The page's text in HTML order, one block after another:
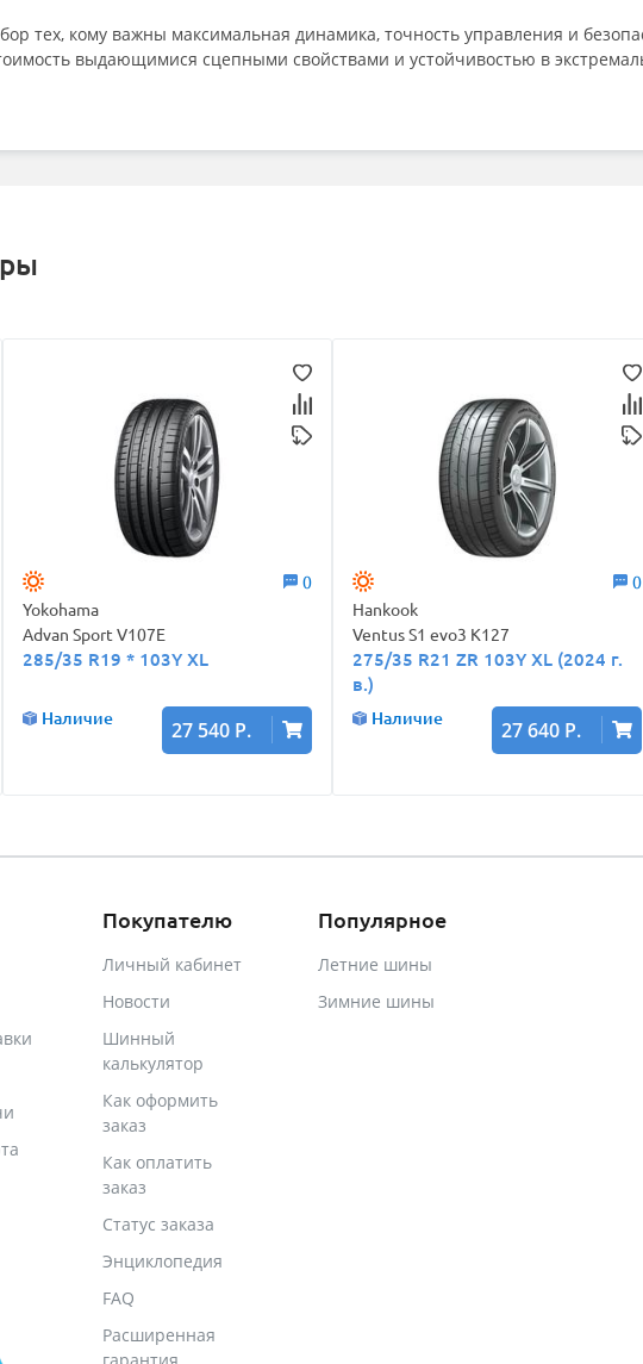
тех, кому важны максимальная динамика, точность управления и
выдающимися сцепными свойствами и устойчивостью в
0
Yokohama
Advan Sport V107E
285/35 R19 * 103Y XL
Наличие 27 540 Р.
0
Hankook
Ventus S1 evo3 K127
275/35 R21 ZR 103Y XL (2024 г.
в.)
Наличие 27 640 Р.
Покупателю
Личный кабинет
Новости
Шинный
калькулятор
Как оформить
заказ
Как оплатить
заказ
Статус заказа
Энциклопедия
FAQ
Расширенная
гарантия
Популярное
Летние шины
Зимние шины